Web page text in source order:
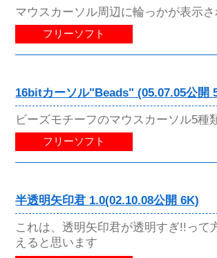
マウスカーソル周辺に輪っかが表示
フリーソフト
16bitカーソル"Beads" (05.07.05公開
ビーズモチーフのマウスカーソル5種
フリーソフト
半透明矢印君 1.0(02.10.08公開 6K)
これは、透明矢印君が透明すぎ!!って
えると思います